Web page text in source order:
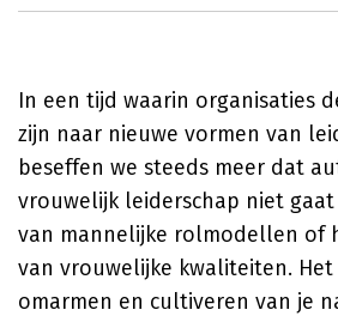
In een tijd waarin organisaties
zijn naar nieuwe vormen van
beseffen we steeds meer dat
vrouwelijk leiderschap niet
van mannelijke rolmodellen of
van vrouwelijke kwaliteiten.
omarmen en cultiveren van je